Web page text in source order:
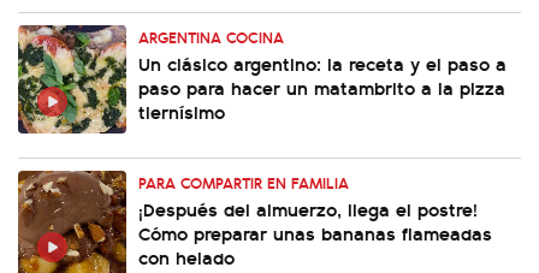
ARGENTINA COCINA
Un clásico argentino: la receta y el paso a
paso para hacer un matambrito a la pizza
tiernísimo
PARA COMPARTIR EN FAMILIA
¡Después del almuerzo, llega el postre!
Cómo preparar unas bananas flameadas
con helado